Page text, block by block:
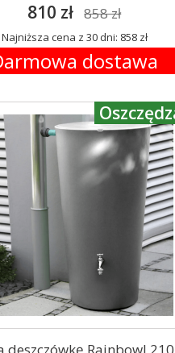
810 zł 858 zł
Najniższa cena z 30 dni: 858 zł
dostawa